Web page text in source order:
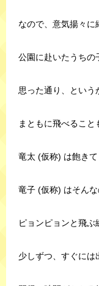
なので、意気揚々に
公園に赴いたうちの
思った通り、という
まともに飛べること
竜太 (仮称) は飽き
竜子 (仮称) はそん
ピョンピョンと飛ぶ
少しずつ、すぐには